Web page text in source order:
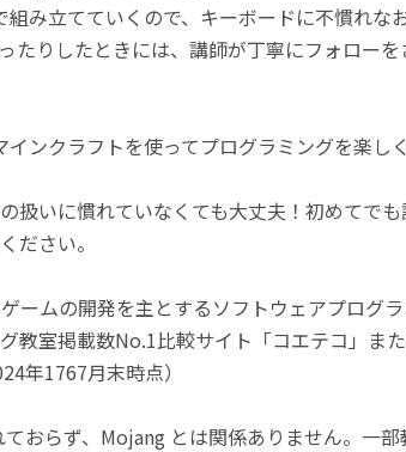
み立てていくので、キーボードに不慣れな
たりしたときには、講師が丁寧にフォロー
ンクラフトを使ってプログラミングを楽し
扱いに慣れていなくても大丈夫！初めてで
ださい。
ームの開発を主とするソフトウェアプログ
教室掲載数No.1比較サイト「コエテコ」ま
年1767月末時点）
おらず、Mojang とは関係ありません。一